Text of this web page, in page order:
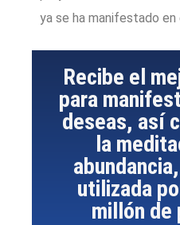
ya se ha manifestado en
Recibe el
para
deseas, así
la
utilizada
millón de